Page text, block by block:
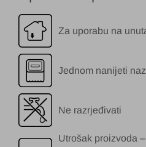
Za uporabu na
Jednom nanijeti
Ne razrjeđivati
Utrošak proizvoda